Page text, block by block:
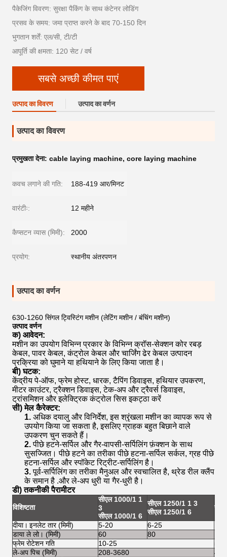
पैकेजिंग विवरण: सुरक्षा पैकिंग के साथ कंटेनर लोडिंग
प्रसव के समय: जमा प्राप्त करने के बाद 70-150 दिन
भुगतान शर्तें: एल/सी, टी/टी
आपूर्ति की क्षमता: 120 सेट / वर्ष
सबसे अच्छी कीमत पाएं
उत्पाद का विवरण उत्पाद का वर्णन
उत्पाद का विवरण
प्रमुखता देना: cable laying machine, core laying machine
कवच लगाने की गति: 188-419 आर/मिनट
वारंटीः: 12 महीने
कैप्सटन व्यास (मिमी): 2000
प्रयोग: स्थानीय अंतरपणन
उत्पाद का वर्णन
630-1260 सिंगल ट्विस्टिंग मशीन (लेटिंग मशीन / बंचिंग मशीन)
उत्पाद वर्णन
क) आवेदन:
मशीन का उपयोग विभिन्न प्रकार के विभिन्न क्रॉस-सेक्शन कोर रबड़
केबल, पावर केबल, कंट्रोल केबल और चार्जिंग ढेर केबल उत्पादन
प्रक्रिया को घुमाने या हथियाने के लिए किया जाता है।
बी) घटक:
केंद्रीय पे-ऑफ, फ्रेम होस्ट, धारक, टैपिंग डिवाइस, हथियार उपकरण,
मीटर काउंटर, ट्रैक्शन डिवाइस, टेक-अप और ट्रैवर्स डिवाइस,
ट्रांसमिशन और इलेक्ट्रिक कंट्रोल सिस इकट्ठा करें
सी) मेल कैरेक्टर:
1. अधिक दयालु और विनिर्देश, इस श्रृंखला मशीन का व्यापक रूप से
उपयोग किया जा सकता है, इसलिए ग्राहक बहुत बिछाने वाले
उपकरण चुन सकते हैं।
2.पीछे हटने-सर्पिल और गैर-वापसी-सर्पिलिंग फ़ंक्शन के साथ
सुसज्जित। पीछे हटने का तरीका पीछे हटना-सर्पिल सर्कल, ग्रह पीछे
हटना-सर्पिल और स्पॉकेट रिट्रीट-सर्पिलिंग है।
3.पूर्व-सर्पिलिंग का तरीका मैनुअल और स्वचालित है, थ्रेड रील क्लैंप
के समान है .और ले-अप धुरी या गैर-धुरी है।
डी) तकनीकी पैरामीटर
विशिष्टता
सीएल 1000/1 1
3
सीएल 1000/1 6
सीएल 1250/1 1 3
सीएल 1250/1 6
दीया। इनलेट तार (मिमी) 5-20 6-25
डाया ले लो। (मिमी)
60 80
फ्रेम रोटेशन गति
10-25
5-
ले-अप पिच (मिमी)
208-3680